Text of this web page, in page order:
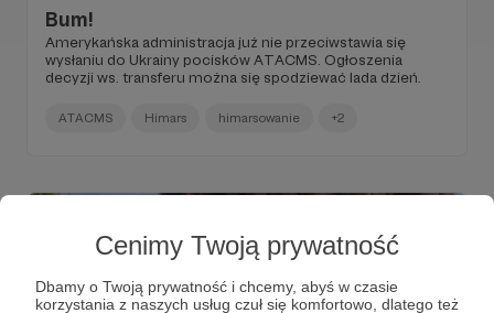
Cenimy Twoją prywatność
Dbamy o Twoją prywatność i chcemy, abyś w czasie
korzystania z naszych usług czuł się komfortowo, dlatego też
Bum!
Amerykańska administracja już nie przeciwstawia się
wysłaniu do Ukrainy pocisków ATACMS. Ogłoszenia
decyzji ws. transferu można się spodziewać lada dzień.
ATACMS Himars himarsowanie +2